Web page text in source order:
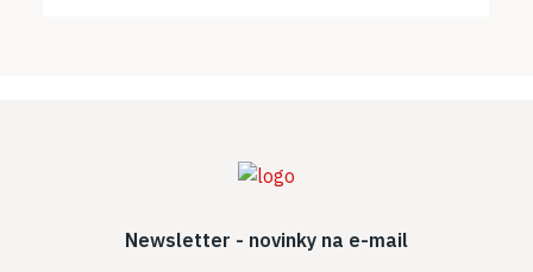
Newsletter - novinky na e-mail